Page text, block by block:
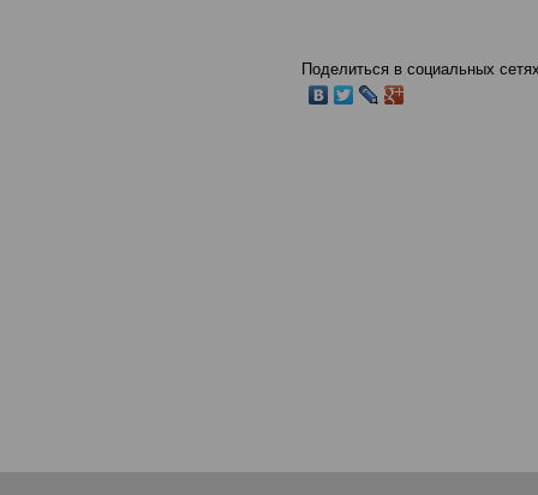
Поделиться в социальных